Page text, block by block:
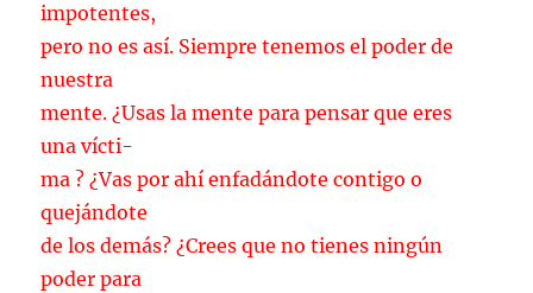
impotentes,
pero no es así. Siempre tenemos el poder de
nuestra
mente. ¿Usas la mente para pensar que eres
una vícti-
ma ? ¿Vas por ahí enfadándote contigo o
quejándote
de los demás? ¿Crees que no tienes ningún
poder para